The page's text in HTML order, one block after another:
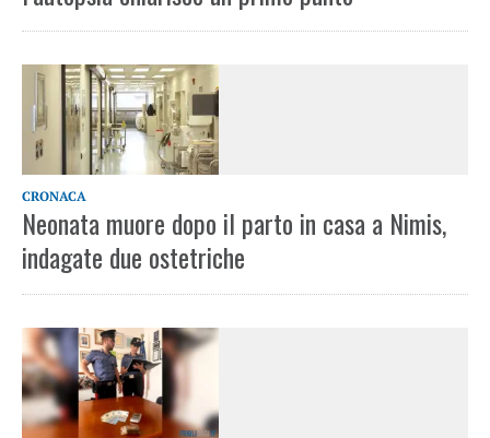
CRONACA
Neonata muore dopo il parto in casa a Nimis,
indagate due ostetriche